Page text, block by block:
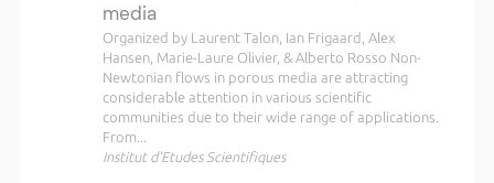
media
Organized by Laurent Talon, Ian Frigaard, Alex
Hansen, Marie-Laure Olivier, & Alberto Rosso Non-
Newtonian flows in porous media are attracting
considerable attention in various scientific
communities due to their wide range of applications.
From...
Institut d'Etudes Scientifiques